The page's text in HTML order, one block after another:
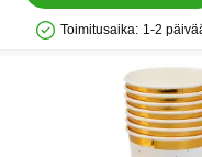
Saatavuus: Varastossa
Toimitusaika: 1-2
Merkitse